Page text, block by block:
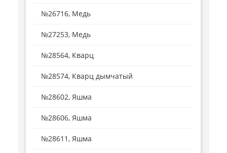
№26716, Медь
№27253, Медь
№28564, Кварц
№28574, Кварц дымчатый
№28602, Яшма
№28606, Яшма
№28611, Яшма